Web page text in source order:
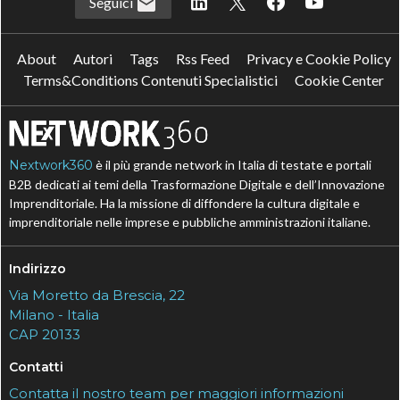
About Autori Tags Rss Feed
Privacy e Cookie Policy
Terms&Conditions Contenuti Specialistici
Cookie Center
Nextwork360 è il più grande network in Italia di testate e portali
B2B dedicati ai temi della Trasformazione Digitale e dell’Innovazione
Imprenditoriale. Ha la missione di diffondere la cultura digitale e
imprenditoriale nelle imprese e pubbliche amministrazioni italiane.
Indirizzo
Via Moretto da Brescia, 22
Milano - Italia
CAP 20133
Contatti
Contatta il nostro team per maggiori informazioni